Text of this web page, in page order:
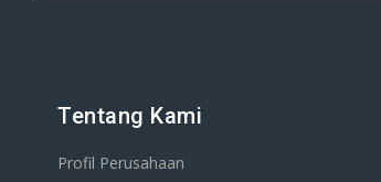
Tentang Kami
Profil Perusahaan